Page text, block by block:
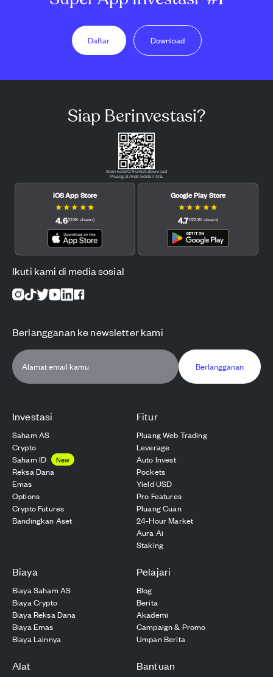
Daftar Download
Investasi
Saham AS
Crypto
Saham ID
New
Reksa Dana
Emas
Options
Crypto Futures
Bandingkan Aset
Fitur
Pluang Web Trading
Leverage
Auto Invest
Pockets
Yield USD
Pro Features
Pluang Cuan
24-Hour Market
Aura Ai
Staking
Biaya
Biaya Saham AS
Biaya Crypto
Biaya Reksa Dana
Biaya Emas
Biaya Lainnya
Pelajari
Blog
Berita
Akademi
Campaign & Promo
Umpan Berita
Alat Bantuan
Siap Berinvestasi?
Scan kode QR untuk download
Pluang di Android dan iOS.
iOS App Store
★★★ ★★
4.6(12.3K ulasan)
Google Play Store
★★★ ★★
4.7(122.3K ulasan)
Ikuti kami di media sosial
Berlangganan ke newsletter kami
Berlangganan